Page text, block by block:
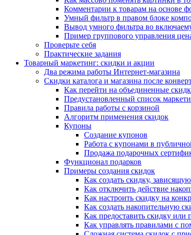
Комментарии к товарам на основе
Умный фильтр в правом блоке
Вывод умного фильтра во
Пример группового управления
Проверьте себя
Практические задания
Товарный маркетинг: скидки и акции
Два режима работы Интернет-магазина
Скидки каталога и магазина после
Как перейти на объединенные
Предустановленный список
Правила работы с корзиной
Алгоритм применения скидок
Купоны
Создание купонов
Работа с купонами в
Продажа подарочных
Функционал подарков
Примеры создания скидок
Как создать скидку,
Как отключить действие
Как настроить скидку на
Как создать накопительную
Как предоставить скидку или
Как управлять правилами с